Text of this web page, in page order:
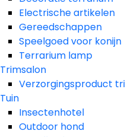
Electrische artikelen
Gereedschappen
Speelgoed voor konijn
Terrarium lamp
Trimsalon
Verzorgingsproduct
Tuin
Insectenhotel
Outdoor hond